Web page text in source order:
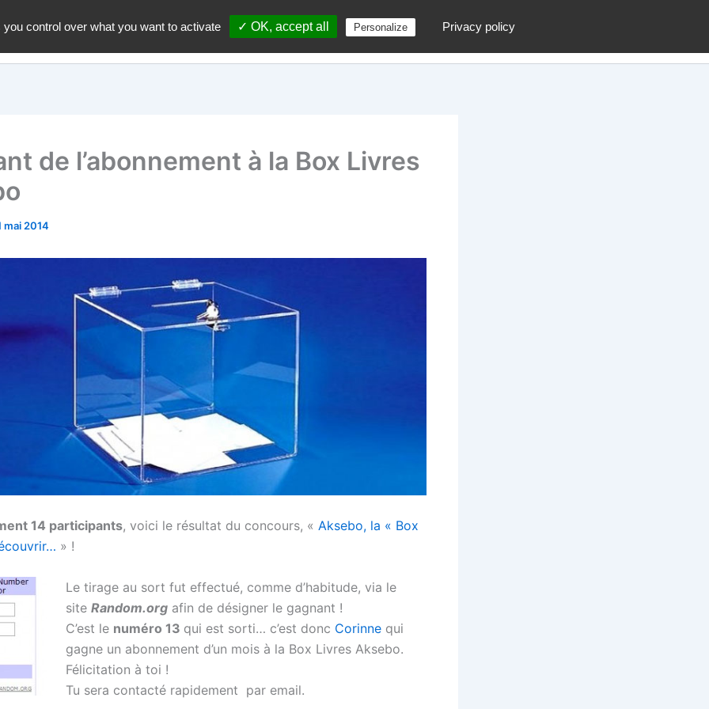
Accueil A propos du blog Contactez moi ! Archives
de l’abonnement à la Box Livres
mai 2014
14 participants, voici le résultat du concours, « Aksebo, la « Box
» !
Le tirage au sort fut effectué, comme d’habitude, via le
site Random.org afin de désigner le gagnant !
C’est le numéro 13 qui est sorti… c’est donc Corinne qui
gagne un abonnement d’un mois à la Box Livres Aksebo.
Félicitation à toi !
Tu sera contacté rapidement par email.
control over what you want to activate ✓ OK, accept all Personalize Privacy policy